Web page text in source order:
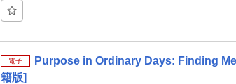
電子
Purpose in Ordinary Days: Finding
籍版]